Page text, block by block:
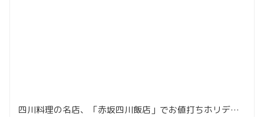
四川料理の名店、「赤坂四川飯店」でお値打ちホリデーコース